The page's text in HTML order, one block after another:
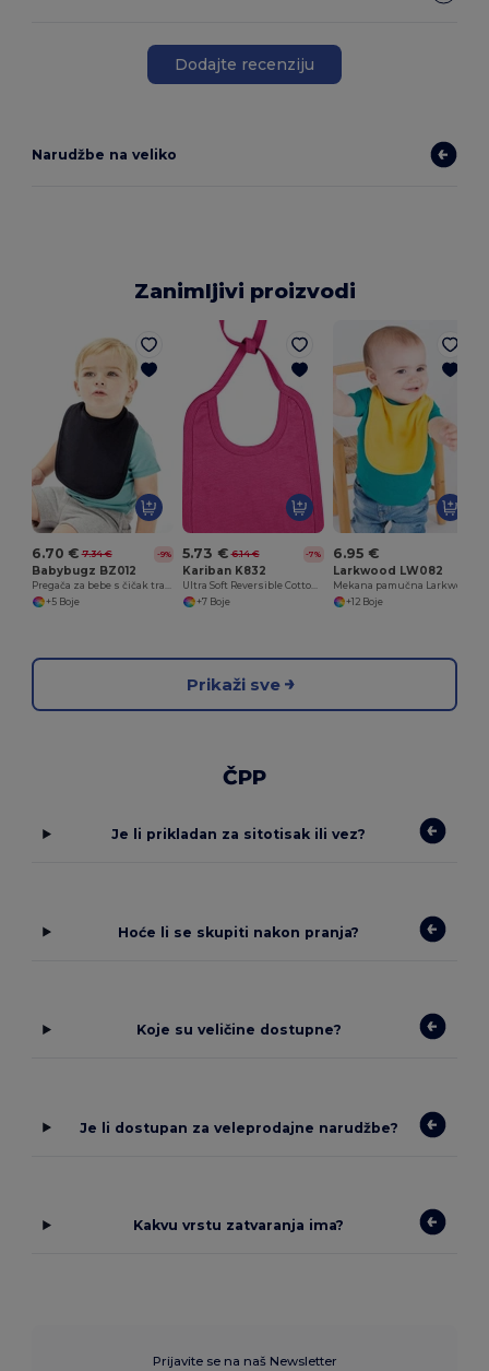
Dodajte recenziju
Narudžbe na veliko
Zanimljivi proizvodi
6.70 € 7.34 € -9%
Babybugz BZ012
Pregača za bebe s čičak trakom za udobno hranjenje
+5 Boje
5.73 € 6.14 € -7%
Kariban K832
Ultra Soft Reversible Cotton Baby Bib
+7 Boje
6.95 €
Larkwood LW082
+12 Boje
Prikaži sve
ČPP
Je li prikladan za sitotisak ili vez?
Hoće li se skupiti nakon pranja?
Koje su veličine dostupne?
Je li dostupan za veleprodajne narudžbe?
Kakvu vrstu zatvaranja ima?
Prijavite se na naš Newsletter